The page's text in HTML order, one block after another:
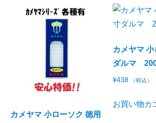
カメヤマ 小ローソク 徳用
カメヤマ
ダルマ
¥438 （税込）
お買い物カ